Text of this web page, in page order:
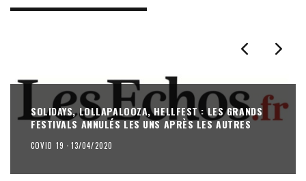
SOLIDAYS, LOLLAPALOOZA, HELLFEST : LES GRANDS
FESTIVALS ANNULÉS LES UNS APRÈS LES AUTRES
COVID 19 · 13/04/2020